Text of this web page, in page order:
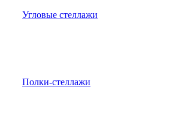
Угловые стеллажи
Полки-стеллажи